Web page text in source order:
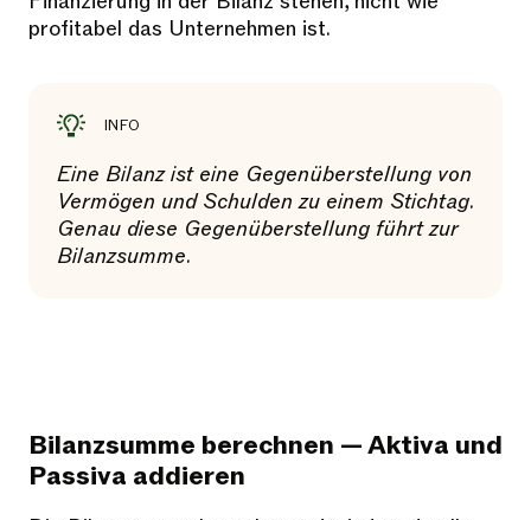
profitabel das Unternehmen ist.
INFO
Eine Bilanz ist eine Gegenüberstellung von
Vermögen und Schulden zu einem Stichtag.
Genau diese Gegenüberstellung führt zur
Bilanzsumme.
Bilanzsumme berechnen — Aktiva und
Passiva addieren